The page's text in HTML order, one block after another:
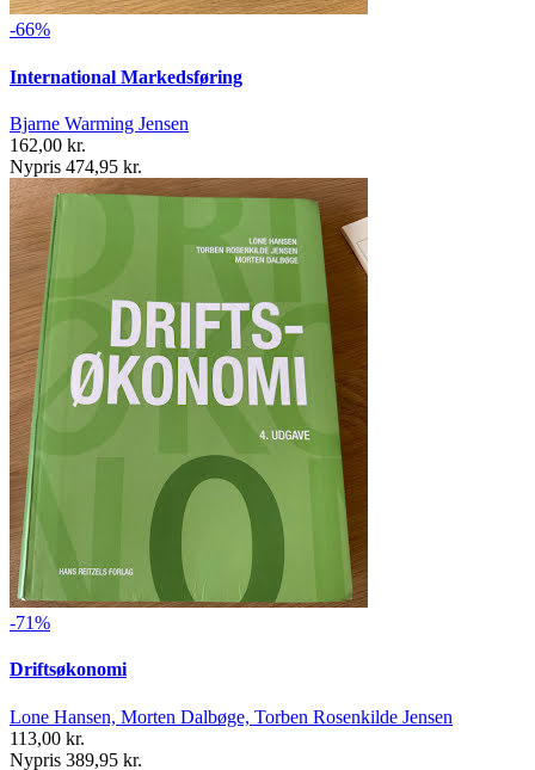
-66%
International Markedsføring
Bjarne Warming Jensen
162,00 kr.
Nypris 474,95 kr.
-71%
Driftsøkonomi
Lone Hansen, Morten Dalbøge, Torben Rosenkilde Jensen
113,00 kr.
Nypris 389,95 kr.